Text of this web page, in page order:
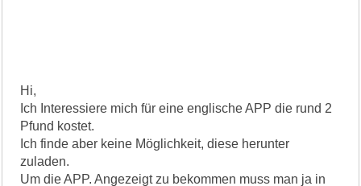
Hi,
Ich Interessiere mich für eine englische APP die rund 2
Pfund kostet.
Ich finde aber keine Möglichkeit, diese herunter
zuladen.
Um die APP. Angezeigt zu bekommen muss man ja in